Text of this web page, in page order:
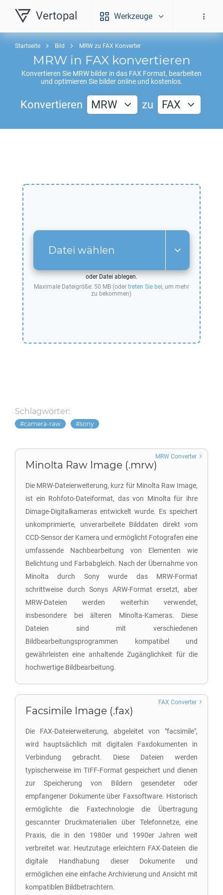
Vertopal Werkzeuge
Startseite Bild MRW zu FAX Konverter
MRWin FAXkonvertieren
Konvertieren Sie MRW bilder in das FAX Format, bearbeiten
und optimieren Sie bilder online und kostenlos.
Konvertieren MRW zu FAX
Datei wählen
oder Datei ablegen.
Maximale Dateigröße: 50 MB (oder treten Sie bei, um mehr
zu bekommen)
Schlagwörter:
camera-raw sony
Minolta Raw Image (.mrw)
Die MRW-Dateierweiterung, kurz für Minolta Raw Image,
ist ein Rohfoto-Dateiformat, das von Minolta für ihre
Dimage-Digitalkameras entwickelt wurde. Es speichert
unkomprimierte, unverarbeitete Bilddaten direkt vom
CCD-Sensor der Kamera und ermöglicht Fotografen eine
umfassende Nachbearbeitung von Elementen wie
Belichtung und Farbabgleich. Nach der Übernahme von
Minolta durch Sony wurde das MRW-Format
schrittweise durch Sonys ARW-Format ersetzt, aber
MRW-Dateien werden weiterhin verwendet,
insbesondere bei älteren Minolta-Kameras. Diese
Dateien sind mit verschiedenen
Bildbearbeitungsprogrammen kompatibel und
gewährleisten eine anhaltende Zugänglichkeit für die
hochwertige Bildbearbeitung.
MRW Converter
Facsimile Image (.fax)
Die FAX-Dateierweiterung, abgeleitet von "facsimile",
wird hauptsächlich mit digitalen Faxdokumenten in
Verbindung gebracht. Diese Dateien werden
typischerweise im TIFF-Format gespeichert und dienen
zur Speicherung von Bildern gesendeter oder
empfangener Dokumente über Faxsoftware. Historisch
ermöglichte die Faxtechnologie die Übertragung
gescannter Druckmaterialien über Telefonnetze, eine
Praxis, die in den 1980er und 1990er Jahren weit
verbreitet war. Heutzutage erleichtern FAX-Dateien die
digitale Handhabung dieser Dokumente und
ermöglichen eine einfache Archivierung und Ansicht mit
kompatiblen Bildbetrachtern.
FAX Converter